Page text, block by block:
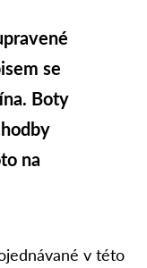
se
Boty
na
v této